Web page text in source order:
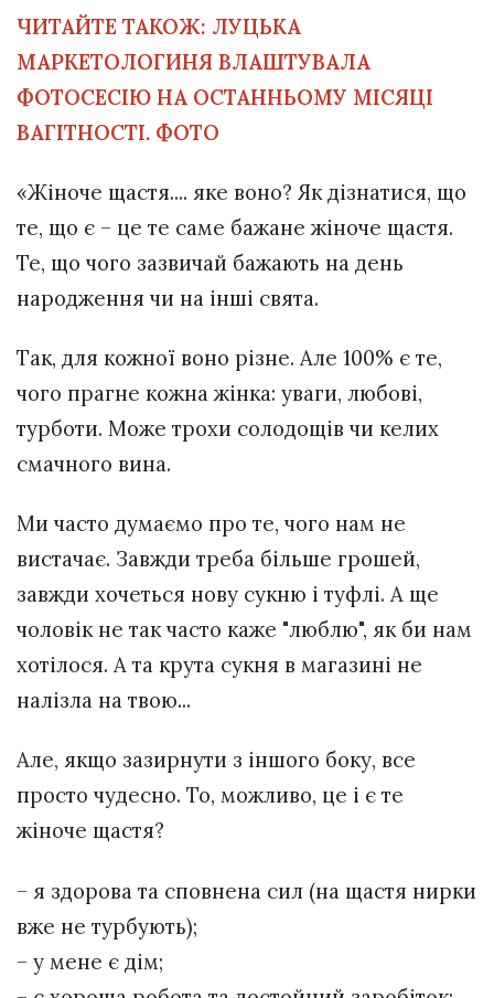
ЧИТАЙТЕ ТАКОЖ: ЛУЦЬКА
МАРКЕТОЛОГИНЯ ВЛАШТУВАЛА
ФОТОСЕСІЮ НА ОСТАННЬОМУ МІСЯЦІ
ВАГІТНОСТІ. ФОТО
«Жіноче щастя.... яке воно? Як дізнатися, що
те, що є – це те саме бажане жіноче щастя.
Те, що чого зазвичай бажають на день
народження чи на інші свята.
Так, для кожної воно різне. Але 100% є те,
чого прагне кожна жінка: уваги, любові,
турботи. Може трохи солодощів чи келих
смачного вина.
Ми часто думаємо про те, чого нам не
вистачає. Завжди треба більше грошей,
завжди хочеться нову сукню і туфлі. А ще
чоловік не так часто каже "люблю", як би нам
хотілося. А та крута сукня в магазині не
налізла на твою...
Але, якщо зазирнути з іншого боку, все
просто чудесно. То, можливо, це і є те
жіноче щастя?
– я здорова та сповнена сил (на щастя нирки
вже не турбують);
– у мене є дім;